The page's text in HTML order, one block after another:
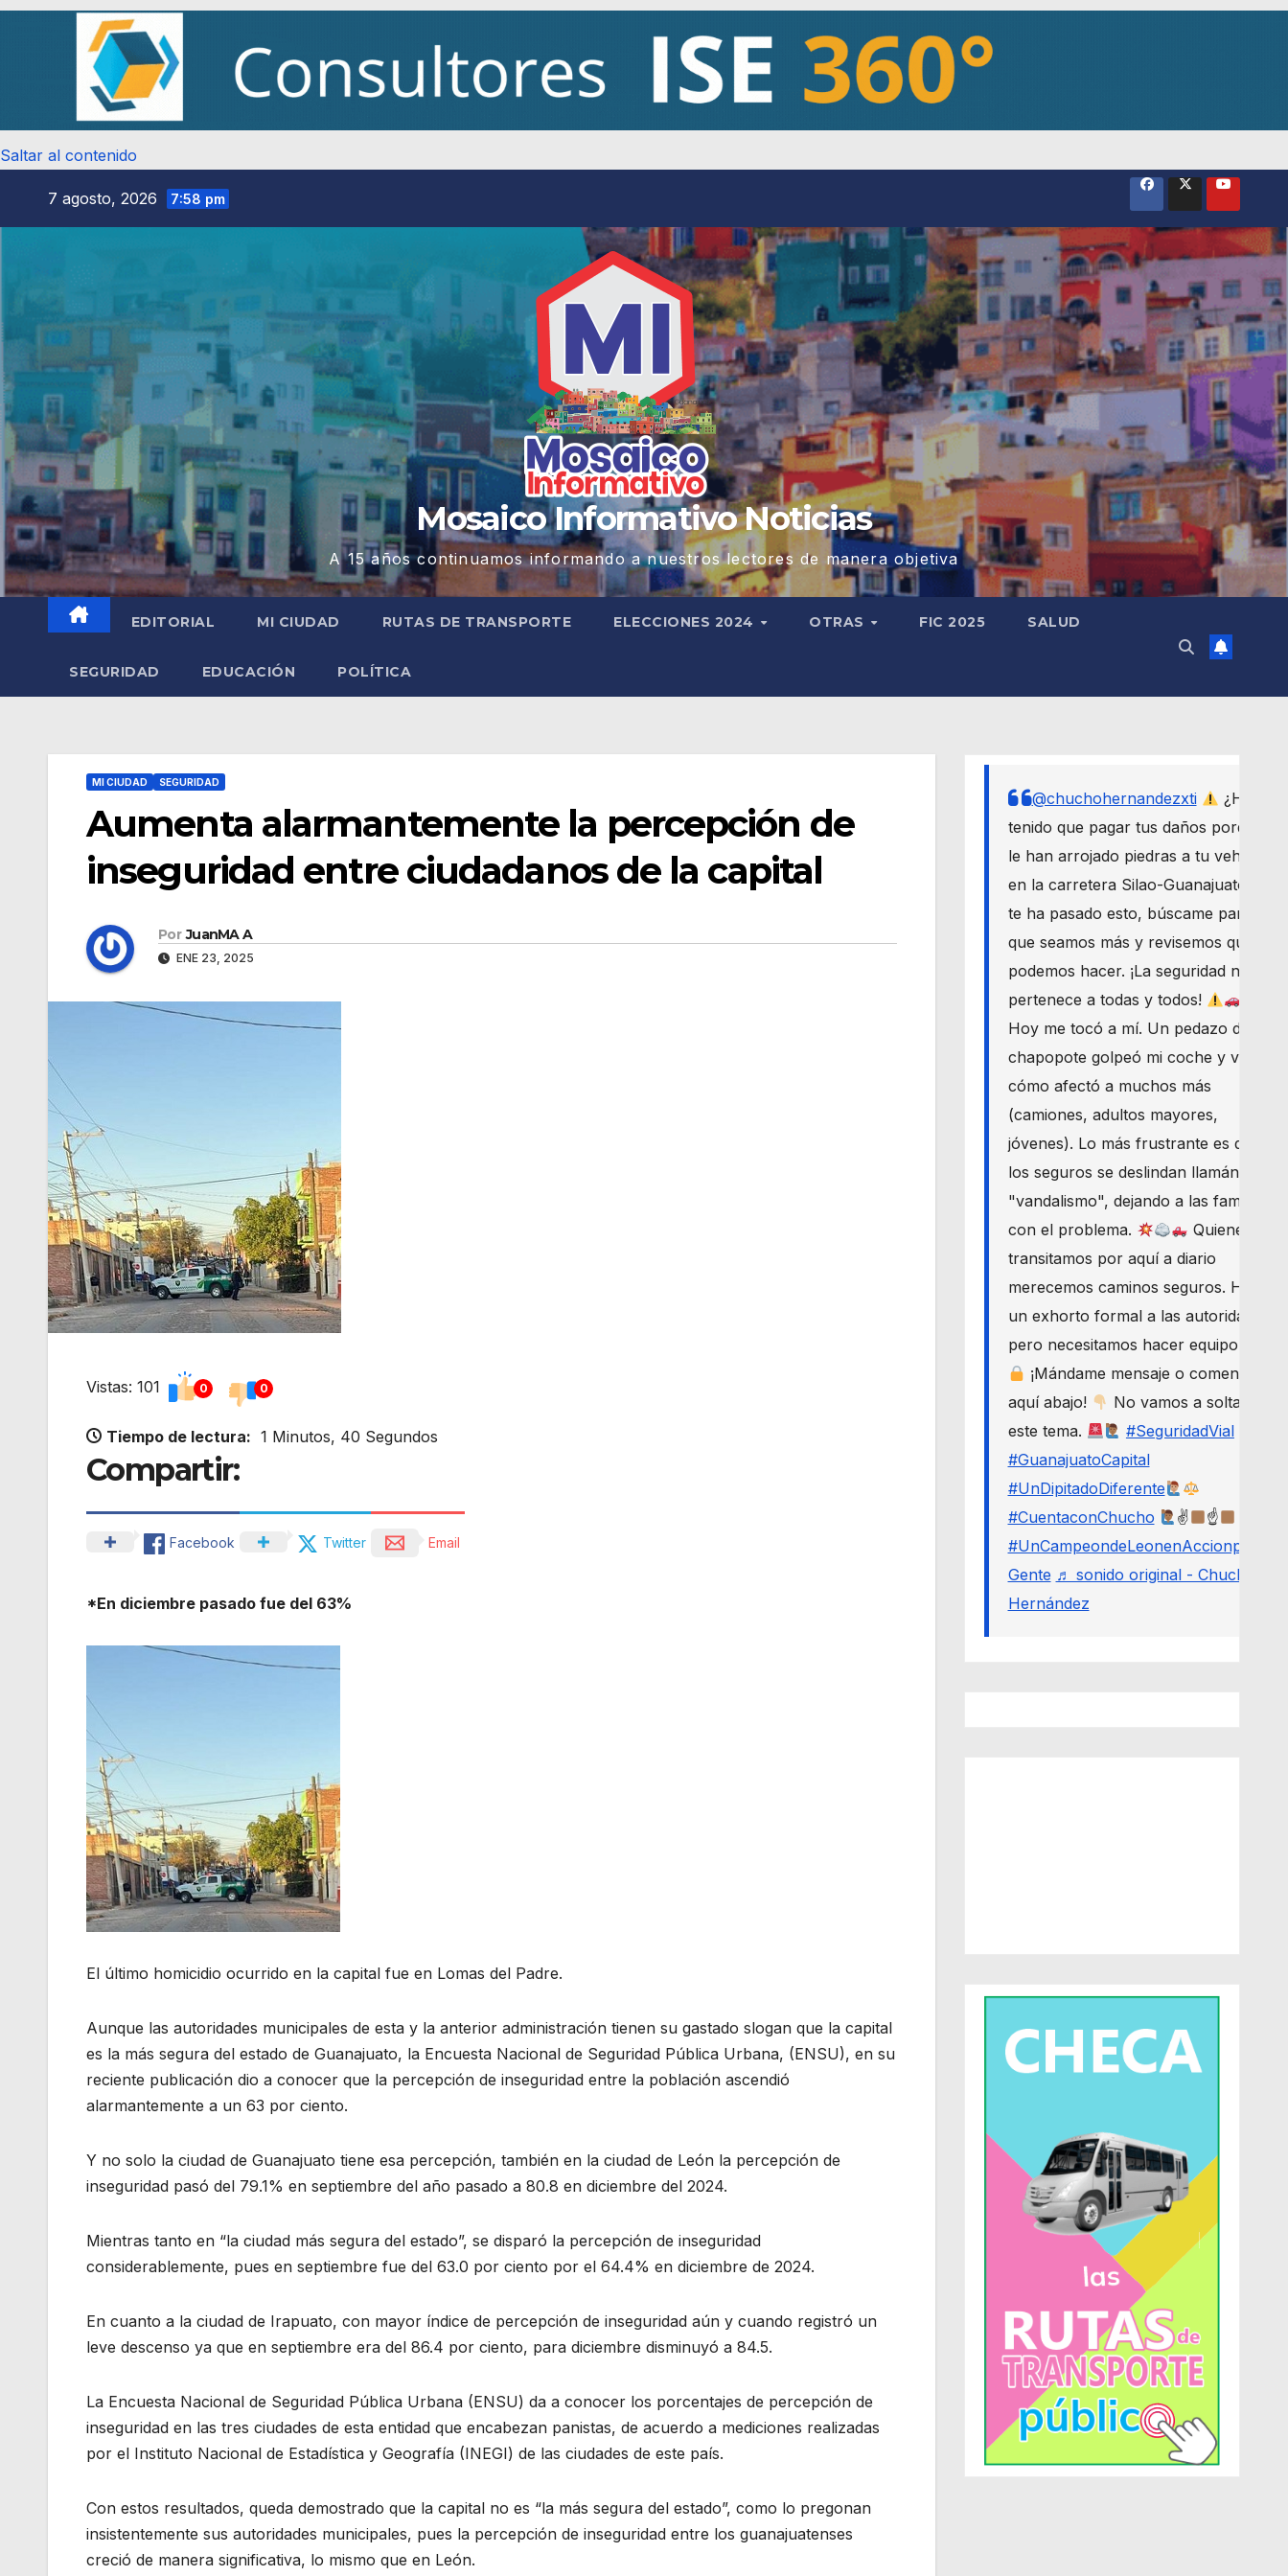
Saltar al contenido
7 agosto, 2026 7:58 pm
Mosaico Informativo Noticias
A 15 años continuamos informando a nuestros lectores de manera objetiva
EDITORIAL MI CIUDAD RUTAS DE TRANSPORTE ELECCIONES 2024 OTRAS FIC 2025 SALUD
SEGURIDAD EDUCACIÓN POLÍTICA
MI CIUDAD SEGURIDAD
Aumenta alarmantemente la percepción de
inseguridad entre ciudadanos de la capital
Por JuanMA A
ENE 23, 2025
Vistas: 101 0 0
Tiempo de lectura: 1 Minutos, 40 Segundos
Compartir:
Facebook Twitter Email
*En diciembre pasado fue del 63%
El último homicidio ocurrido en la capital fue en Lomas del Padre.
Aunque las autoridades municipales de esta y la anterior administración tienen su gastado slogan que la capital
es la más segura del estado de Guanajuato, la Encuesta Nacional de Seguridad Pública Urbana, (ENSU), en su
reciente publicación dio a conocer que la percepción de inseguridad entre la población ascendió
alarmantemente a un 63 por ciento.
Y no solo la ciudad de Guanajuato tiene esa percepción, también en la ciudad de León la percepción de
inseguridad pasó del 79.1% en septiembre del año pasado a 80.8 en diciembre del 2024.
Mientras tanto en “la ciudad más segura del estado”, se disparó la percepción de inseguridad
considerablemente, pues en septiembre fue del 63.0 por ciento por el 64.4% en diciembre de 2024.
En cuanto a la ciudad de Irapuato, con mayor índice de percepción de inseguridad aún y cuando registró un
leve descenso ya que en septiembre era del 86.4 por ciento, para diciembre disminuyó a 84.5.
La Encuesta Nacional de Seguridad Pública Urbana (ENSU) da a conocer los porcentajes de percepción de
inseguridad en las tres ciudades de esta entidad que encabezan panistas, de acuerdo a mediciones realizadas
por el Instituto Nacional de Estadística y Geografía (INEGI) de las ciudades de este país.
Con estos resultados, queda demostrado que la capital no es “la más segura del estado”, como lo pregonan
insistentemente sus autoridades municipales, pues la percepción de inseguridad entre los guanajuatenses
creció de manera significativa, lo mismo que en León.
@chuchohernandezxti
¿Has
tenido que pagar tus daños porque
le han arrojado piedras a tu vehículo
en la carretera Silao-Guanajuato? Si
te ha pasado esto, búscame para
que seamos más y revisemos qué
podemos hacer. ¡La seguridad nos
pertenece a todas y todos!
Hoy me tocó a mí. Un pedazo de
chapopote golpeó mi coche y vi
cómo afectó a muchos más
(camiones, adultos mayores,
jóvenes). Lo más frustrante es que
los seguros se deslindan llamándolo
"vandalismo", dejando a las familias
con el problema.
Quienes
transitamos por aquí a diario
merecemos caminos seguros. Haré
un exhorto formal a las autoridades,
pero necesitamos hacer equipo.
¡Mándame mensaje o comenta
aquí abajo!
No vamos a soltar
este tema.
#SeguridadVial
#GuanajuatoCapital
#UnDipitadoDiferente
#CuentaconChucho
✌
☝
#UnCampeondeLeonenAccionporLa
Gente ♬ sonido original - Chucho
Hernández